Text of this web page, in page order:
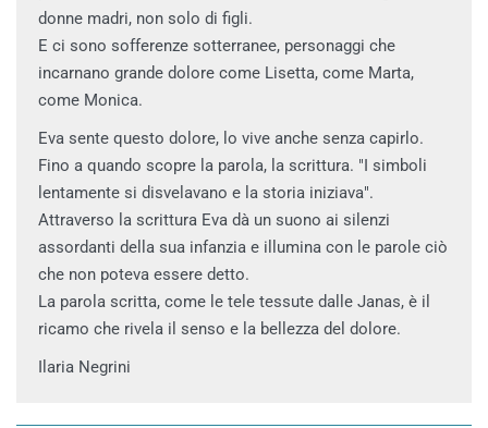
donne madri, non solo di figli.
E ci sono sofferenze sotterranee, personaggi che
incarnano grande dolore come Lisetta, come Marta,
come Monica.
Eva sente questo dolore, lo vive anche senza capirlo.
Fino a quando scopre la parola, la scrittura. "I simboli
lentamente si disvelavano e la storia iniziava".
Attraverso la scrittura Eva dà un suono ai silenzi
assordanti della sua infanzia e illumina con le parole ciò
che non poteva essere detto.
La parola scritta, come le tele tessute dalle Janas, è il
ricamo che rivela il senso e la bellezza del dolore.
Ilaria Negrini